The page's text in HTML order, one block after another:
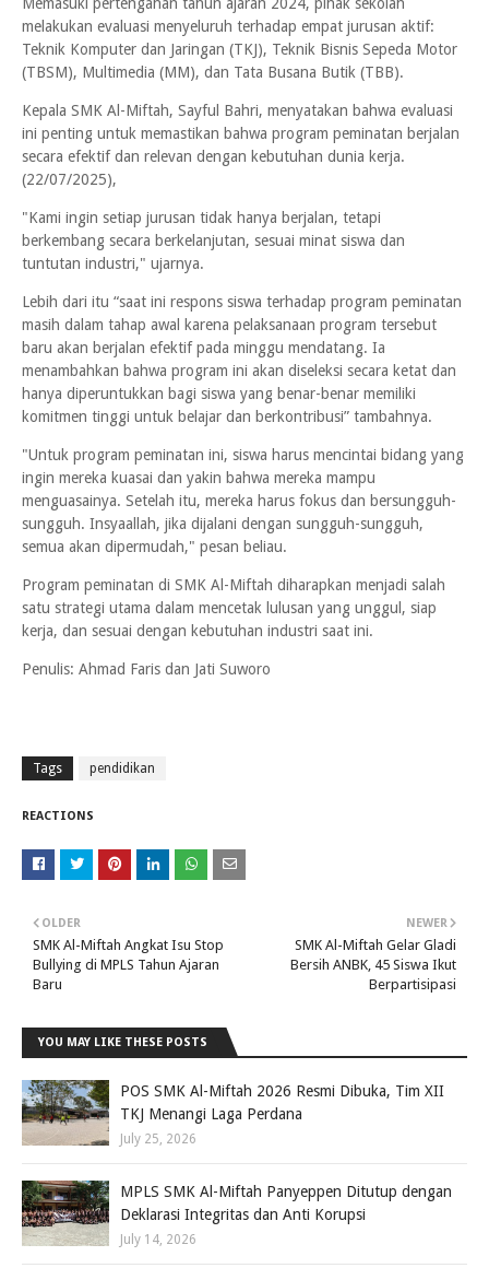
melakukan evaluasi menyeluruh terhadap empat jurusan aktif:
Teknik Komputer dan Jaringan (TKJ), Teknik Bisnis Sepeda Motor
(TBSM), Multimedia (MM), dan Tata Busana Butik (TBB).
Kepala SMK Al-Miftah, Sayful Bahri, menyatakan bahwa evaluasi
ini penting untuk memastikan bahwa program peminatan berjalan
secara efektif dan relevan dengan kebutuhan dunia kerja.
(22/07/2025),
"Kami ingin setiap jurusan tidak hanya berjalan, tetapi
berkembang secara berkelanjutan, sesuai minat siswa dan
tuntutan industri," ujarnya.
Lebih dari itu “saat ini respons siswa terhadap program peminatan
masih dalam tahap awal karena pelaksanaan program tersebut
baru akan berjalan efektif pada minggu mendatang. Ia
menambahkan bahwa program ini akan diseleksi secara ketat dan
hanya diperuntukkan bagi siswa yang benar-benar memiliki
komitmen tinggi untuk belajar dan berkontribusi” tambahnya.
"Untuk program peminatan ini, siswa harus mencintai bidang yang
ingin mereka kuasai dan yakin bahwa mereka mampu
menguasainya. Setelah itu, mereka harus fokus dan bersungguh-
sungguh. Insyaallah, jika dijalani dengan sungguh-sungguh,
semua akan dipermudah," pesan beliau.
Program peminatan di SMK Al-Miftah diharapkan menjadi salah
satu strategi utama dalam mencetak lulusan yang unggul, siap
kerja, dan sesuai dengan kebutuhan industri saat ini.
Penulis: Ahmad Faris dan Jati Suworo
Tags pendidikan
REACTIONS
NEWER
SMK Al-Miftah Gelar Gladi
Bersih ANBK, 45 Siswa Ikut
Berpartisipasi
OLDER
SMK Al-Miftah Angkat Isu Stop
Bullying di MPLS Tahun Ajaran
Baru
YOU MAY LIKE THESE POSTS
POS SMK Al-Miftah 2026 Resmi Dibuka, Tim XII
TKJ Menangi Laga Perdana
July 25, 2026
MPLS SMK Al-Miftah Panyeppen Ditutup dengan
Deklarasi Integritas dan Anti Korupsi
July 14, 2026